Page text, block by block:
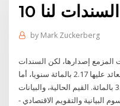
السندات لنا
by Mark Zuckerberg
المزمع إصدارها، لكن السندات
الحالية التي تستحق بعد 10 سنوات يبلغ العائد عليها 2.17 بالمائة سنويا، أما
السندات في 2060 فعائدها يصل إلى 3.22 بالمائة. القيم الحالية، والبيانات
البيانية والتقويم الاقتصادي -